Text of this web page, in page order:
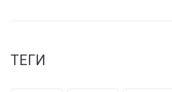
ТЕГИ